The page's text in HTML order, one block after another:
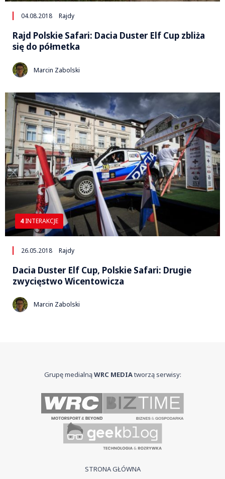
04.08.2018 Rajdy
Rajd Polskie Safari: Dacia Duster Elf Cup zbliża
się do półmetka
Marcin Zabolski
4 INTERAKCJE
26.05.2018 Rajdy
Dacia Duster Elf Cup, Polskie Safari: Drugie
zwycięstwo Wicentowicza
Marcin Zabolski
Grupę medialnąWRC MEDIAtworzą serwisy:
STRONA GŁÓWNA